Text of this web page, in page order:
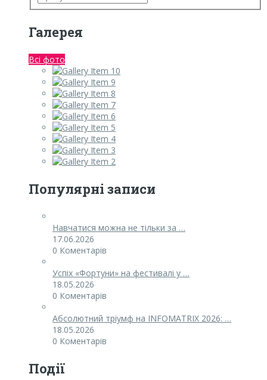
Галерея
Всі фото
Популярні записи
Навчатися можна не тільки за …
17.06.2026
0 Коментарів
Успіх «Фортуни» на фестивалі у …
18.05.2026
0 Коментарів
Абсолютний тріумф на INFOMATRIX 2026: …
18.05.2026
0 Коментарів
Події